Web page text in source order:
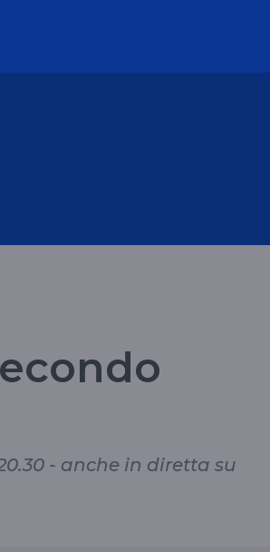
- anche in diretta su